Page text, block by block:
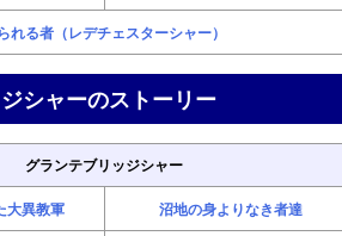
れる者（レデチェスターシャー）
シャーのストーリー
グランテブリッジシャー
大異教軍 沼地の身よりなき者達